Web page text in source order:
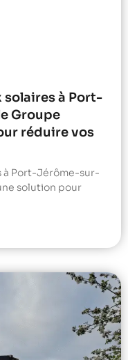
à Port-
Groupe
réduire vos
à Port-Jérôme-sur-
solution pour